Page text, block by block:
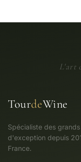
L'art
TourdeWine
Spécialiste des
d'exception depuis
France.